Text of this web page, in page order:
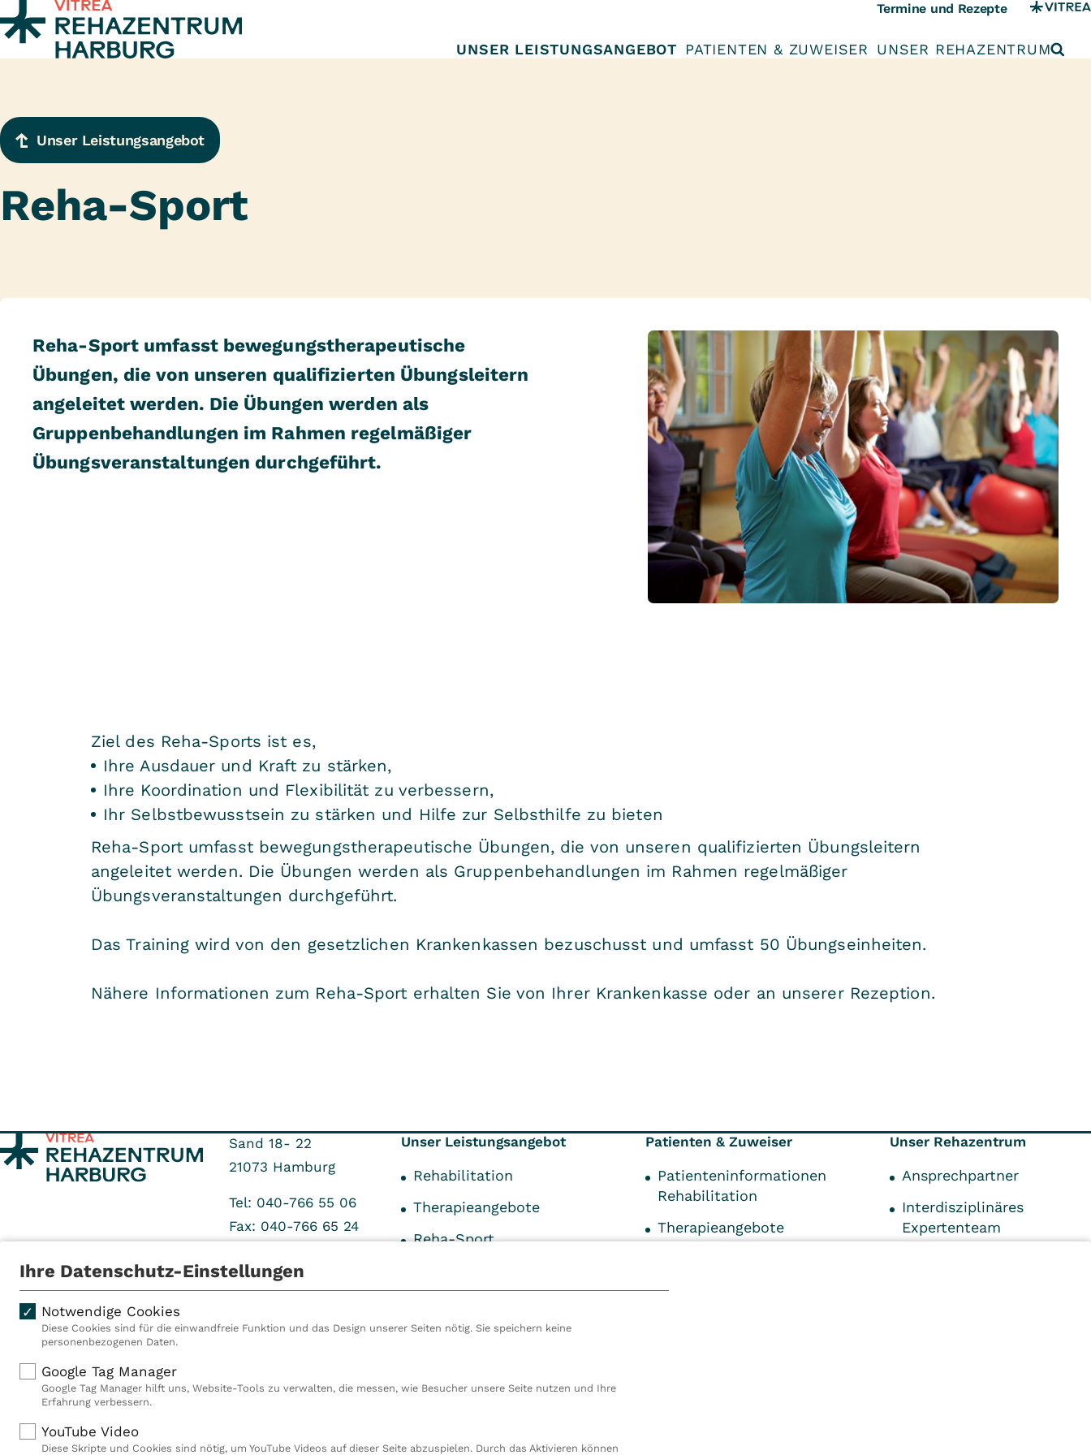
Zum Inhalt springen Termine und Rezepte
UNSER LEISTUNGSANGEBOT PATIENTEN & ZUWEISER UNSER REHAZENTRUM
Unser Leistungsangebot
Reha-Sport
Reha-Sport umfasst bewegungstherapeutische
Übungen, die von unseren qualifizierten Übungsleitern
angeleitet werden. Die Übungen werden als
Gruppenbehandlungen im Rahmen regelmäßiger
Übungsveranstaltungen durchgeführt.
Ziel des Reha-Sports ist es,
Ihre Ausdauer und Kraft zu stärken,
Ihre Koordination und Flexibilität zu verbessern,
Ihr Selbstbewusstsein zu stärken und Hilfe zur Selbsthilfe zu bieten
Reha-Sport umfasst bewegungstherapeutische Übungen, die von unseren qualifizierten Übungsleitern
angeleitet werden. Die Übungen werden als Gruppenbehandlungen im Rahmen regelmäßiger
Übungsveranstaltungen durchgeführt.
Das Training wird von den gesetzlichen Krankenkassen bezuschusst und umfasst 50 Übungseinheiten.
Nähere Informationen zum Reha-Sport erhalten Sie von Ihrer Krankenkasse oder an unserer Rezeption.
Sand 18- 22
21073 Hamburg
Tel: 040-766 55 06
Fax: 040-766 65 24
Unser Leistungsangebot
Rehabilitation
Therapieangebote
Reha-Sport
Patienten & Zuweiser
Patienteninformationen
Rehabilitation
Therapieangebote
Unser Rehazentrum
Ansprechpartner
Interdisziplinäres
Expertenteam
Rahmen der Gruppe betreiben wir 80 stationäre und ambulante Einrichtungen in
Akutkliniken, acht ambulante Rehazentren, zwei Medizinische Versorgungszentren
Ihre Datenschutz-Einstellungen
Notwendige Cookies
Diese Cookies sind für die einwandfreie Funktion und das Design unserer Seiten nötig. Sie speichern keine
personenbezogenen Daten.
Google Tag Manager
Google Tag Manager hilft uns, Website-Tools zu verwalten, die messen, wie Besucher unsere Seite nutzen und Ihre
Erfahrung verbessern.
YouTube Video
Diese Skripte und Cookies sind nötig, um YouTube Videos auf dieser Seite abzuspielen. Durch das Aktivieren können